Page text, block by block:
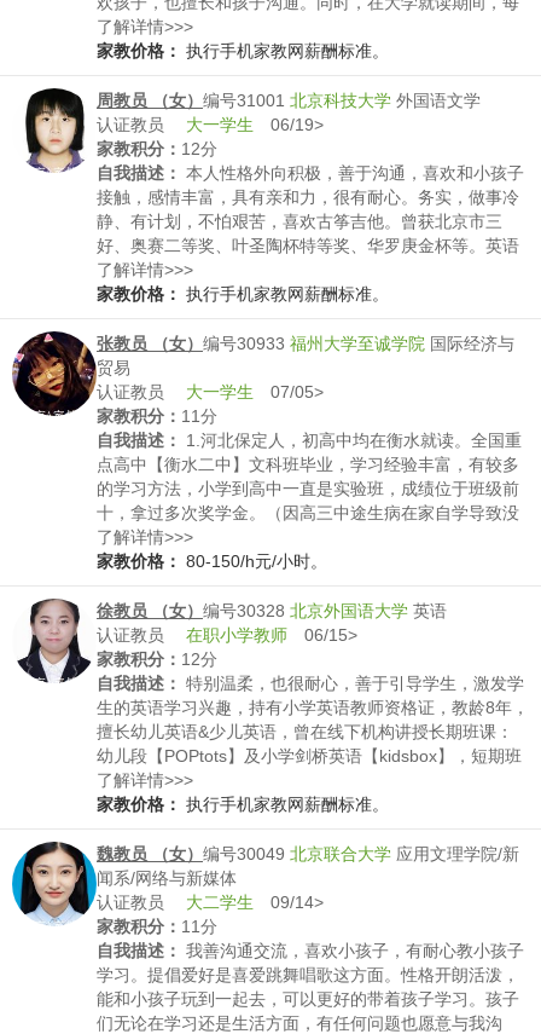
个学期都会获得校长颁布的荣誉学生称谓。在大学期间与
导师参加一对一研究，并将我们的研究发表到最新一届的
表情心理学及沟通”。我曾在大一期间在美国费城参加过一
个小学生英语辅导组织，在那个组织里教小学生英语。我
的特长除了心理学之外，还有精通各种乐器，尤其是单簧
管，因为从小父母喜欢培养我的各项才艺。我的父母从小
培养我成为乐观积极努力向上的人，我在暑假期间当家教
是因为我希望能给孩子们提供高效率英语学习。我想成为
一名家教，仅仅是因为我热爱孩子，热爱英语，希望能给
孩子带来快乐的，高效率的英语。在教英语的同时，我相
信我也会传授我的学习方法与经验，给孩子带来更高效与
了解详情>>>
家教价格： 执行手机家教网薪酬标准。
周教员 （女） 编号31001 北京科技大学 外国语文学
认证教员 大一学生 06/19>
家教积分： 12分
自我描述： 本人性格外向积极，善于沟通，喜欢和小孩子
接触，感情丰富，具有亲和力，很有耐心。务实，做事冷
静、有计划，不怕艰苦，喜欢古筝吉他。曾获北京市三
好、奥赛二等奖、叶圣陶杯特等奖、华罗庚金杯等。英语
四级597分。
了解详情>>>
家教价格： 执行手机家教网薪酬标准。
张教员 （女） 编号30933 福州大学至诚学院 国际经济与
贸易
认证教员 大一学生 07/05>
家教积分： 11分
自我描述：
1.河北保定人，初高中均在衡水就读。全国重
点高中【衡水二中】文科班毕业，学习经验丰富，有较多
的学习方法，小学到高中一直是实验班，成绩位于班级前
十，拿过多次奖学金。（因高三中途生病在家自学导致没
有考上一本院校）2.作为女孩子有耐心，活泼开朗，三观
正。现读专业主攻数学和英语，同时偏文。辅导过程中会
提高学习兴趣。同时个人也在运营文学公众号，发表很多
文章。
了解详情>>>
家教价格： 80-150/h元/小时。
徐教员 （女） 编号30328 北京外国语大学 英语
认证教员 在职小学教师 06/15>
家教积分： 12分
自我描述： 特别温柔，也很耐心，善于引导学生，激发学
生的英语学习兴趣，持有小学英语教师资格证，教龄8年，
擅长幼儿英语&少儿英语，曾在线下机构讲授长期班课：
幼儿段【POPtots】及小学剑桥英语【kidsbox】，短期班
课【自然拼读】【英语语法】【英文电影赏析】【少儿英
语等级考试】作为少儿英语教研员，参与小学4年级的教材
得特别好的成绩。
了解详情>>>
家教价格： 执行手机家教网薪酬标准。
魏教员 （女） 编号30049 北京联合大学 应用文理学院/新
闻系/网络与新媒体
认证教员 大二学生 09/14>
家教积分： 11分
自我描述： 我善沟通交流，喜欢小孩子，有耐心教小孩子
学习。提倡爱好是喜爱跳舞唱歌这方面。性格开朗活泼，
能和小孩子玩到一起去，可以更好的带着孩子学习。孩子
们无论在学习还是生活方面，有任何问题也愿意与我沟